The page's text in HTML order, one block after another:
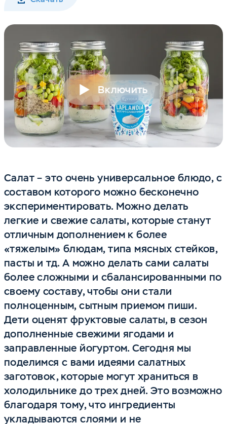
Включить
Салат – это очень универсальное блюдо, с
составом которого можно бесконечно
экспериментировать. Можно делать
легкие и свежие салаты, которые станут
отличным дополнением к более
«тяжелым» блюдам, типа мясных стейков,
пасты и тд. А можно делать сами салаты
более сложными и сбалансированными по
своему составу, чтобы они стали
полноценным, сытным приемом пиши.
Дети оценят фруктовые салаты, в сезон
дополненные свежими ягодами и
заправленные йогуртом. Сегодня мы
поделимся с вами идеями салатных
заготовок, которые могут храниться в
холодильнике до трех дней. Это возможно
благодаря тому, что ингредиенты
укладываются слоями и не